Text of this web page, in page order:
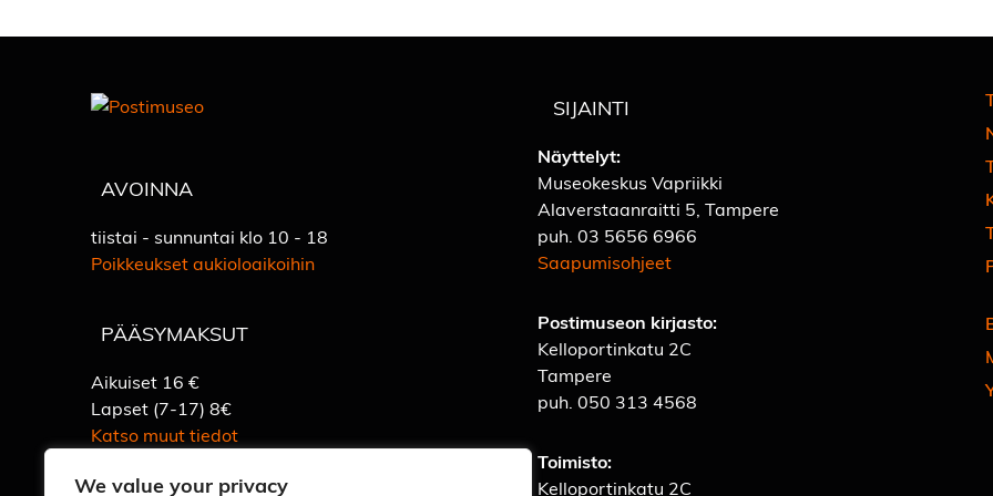
We value your privacy
AVOINNA
tiistai - sunnuntai klo 10 - 18
Poikkeukset aukioloaikoihin
PÄÄSYMAKSUT
Aikuiset 16 €
Lapset (7-17) 8€
Katso muut tiedot
SIJAINTI
Näyttelyt:
Museokeskus Vapriikki
Alaverstaanraitti 5, Tampere
puh.03 5656 6966
Saapumisohjeet
Postimuseon kirjasto:
Kelloportinkatu 2C
Tampere
puh.050 313 4568
Toimisto:
Kelloportinkatu 2C